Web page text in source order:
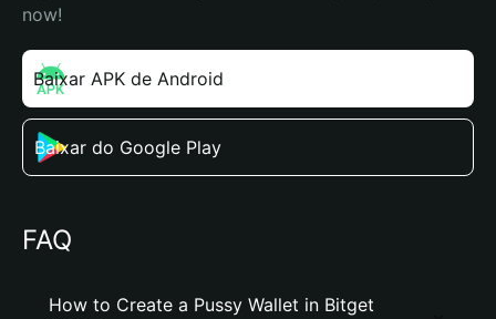
now!
Baixar APK de Android
Baixar do Google Play
FAQ
How to Create a Pussy Wallet in Bitget